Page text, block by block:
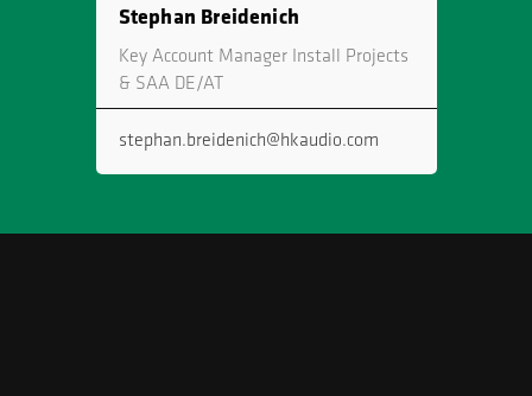
Stephan Breidenich
Key Account Manager Install Projects
& SAA DE/AT
stephan.breidenich@hkaudio.com